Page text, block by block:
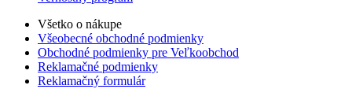
Všetko o nákupe
Všeobecné obchodné podmienky
Obchodné podmienky pre Veľkoobchod
Reklamačné podmienky
Reklamačný formulár